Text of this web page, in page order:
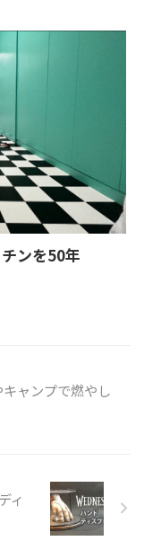
ンを50年
キャンプで燃やし
ィ